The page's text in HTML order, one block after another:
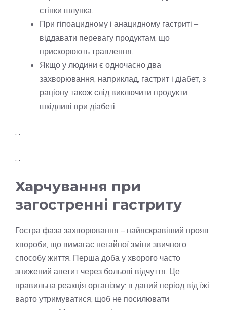
стінки шлунка.
При гіпоацидному і анацидному гастриті –
віддавати перевагу продуктам, що
прискорюють травлення.
Якщо у людини є одночасно два
захворювання, наприклад, гастрит і діабет, з
раціону також слід виключити продукти,
шкідливі при діабеті.
Харчування при
загостренні гастриту
Гостра фаза захворювання – найяскравіший прояв
хвороби, що вимагає негайної зміни звичного
способу життя. Перша доба у хворого часто
знижений апетит через больові відчуття. Це
правильна реакція організму: в даний період від їжі
варто утримуватися, щоб не посилювати